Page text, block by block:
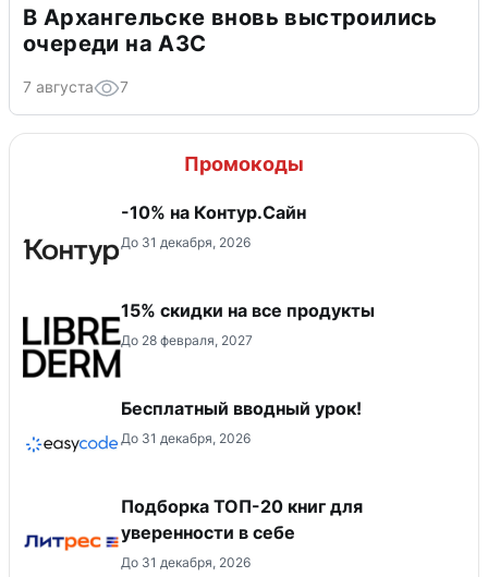
В Архангельске вновь выстроились
очереди на АЗС
7 августа 7
Промокоды
-10% на Контур.Сайн
До 31 декабря, 2026
15% скидки на все продукты
До 28 февраля, 2027
Бесплатный вводный урок!
До 31 декабря, 2026
Подборка ТОП-20 книг для
уверенности в себе
До 31 декабря, 2026